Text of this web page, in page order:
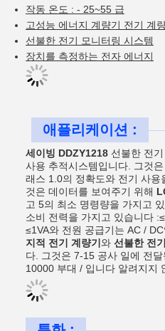
작동 온도 : - 25~55 급
고성능 에너지 계량기 전기 계
선불한 전기 모니터링 시스템
장치를 측정하는 전자 에너지
애플리케이션 :
세이빙 DDZY1218 선불한 전
사용 추적시스템입니다. 그것
래스 1.0의 정확도와 전기 사용
것은 데이터를 보여주기 위해
고 5의 최소 명령량을 가지고
소비 전력을 가지고 있습니다
≤1VA와 전원 공급기는 AC /
지적 전기 계량기 와 선불한 전
다. 그것은 7-15 공사 일에 전
10000 부대 / 입니다 알려지지